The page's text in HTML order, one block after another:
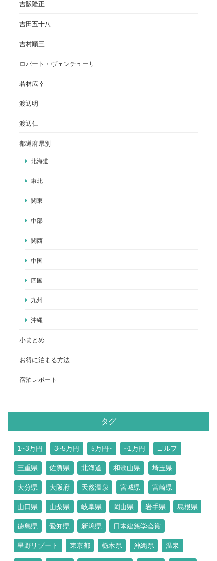
吉阪隆正
吉田五十八
吉村順三
ロバート・ヴェンチューリ
若林広幸
渡辺明
渡辺仁
都道府県別
北海道
東北
関東
中部
関西
中国
四国
九州
沖縄
小まとめ
お得に泊まる方法
宿泊レポート
タグ
1~3万円 3~5万円 5万円~ ~1万円 ゴルフ
三重県 佐賀県 北海道 和歌山県 埼玉県
大分県 大阪府 天然温泉 宮城県 宮崎県
山口県 山梨県 岐阜県 岡山県 岩手県 島根県
徳島県 愛知県 新潟県 日本建築学会賞
星野リゾート 東京都 栃木県 沖縄県 温泉